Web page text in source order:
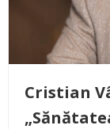
Cristian